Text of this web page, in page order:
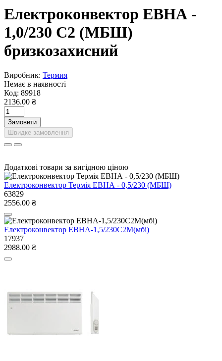
Електроконвектор ЕВНА -
1,0/230 С2 (МБШ)
бризкозахисний
Виробник: Термия
Немає в наявності
Код: 89918
2136.00 ₴
Замовити
Швидке замовлення
Додаткові товари за вигідною ціною
Електроконвектор Термія ЕВНА - 0,5/230 (МБШ)
63829
2556.00 ₴
Електроконвектор ЕВНА-1,5/230С2М(мбі)
17937
2988.00 ₴